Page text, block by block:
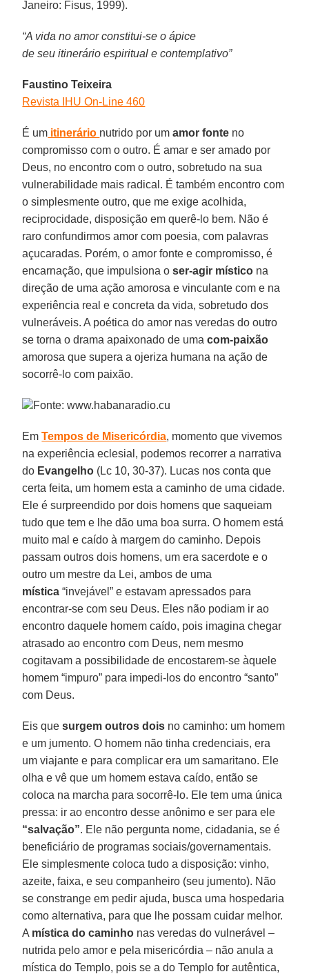
Janeiro: Fisus, 1999).
“A vida no amor constitui-se o ápice
de seu itinerário espiritual e contemplativo”
Faustino Teixeira
Revista IHU On-Line 460
É um itinerário nutrido por umamor fonte no
compromisso com o outro. É amar e ser amado por
Deus, no encontro com o outro, sobretudo na sua
vulnerabilidade mais radical. É também encontro com
o simplesmente outro, que me exige acolhida,
reciprocidade, disposição em querê-lo bem. Não é
raro confundirmos amor com poesia, com palavras
açucaradas. Porém, o amor fonte e compromisso, é
encarnação, que impulsiona oser-agir místico na
direção de uma ação amorosa e vinculante com e na
experiência real e concreta da vida, sobretudo dos
vulneráveis. A poética do amor nas veredas do outro
se torna o drama apaixonado de umacom-paixão
amorosa que supera a ojeriza humana na ação de
socorrê-lo com paixão.
Fonte: www.habanaradio.cu
EmTempos de Misericórdia, momento que vivemos
na experiência eclesial, podemos recorrer a narrativa
do Evangelho (Lc 10, 30-37). Lucas nos conta que
certa feita, um homem esta a caminho de uma cidade.
Ele é surpreendido por dois homens que saqueiam
tudo que tem e lhe dão uma boa surra. O homem está
muito mal e caído à margem do caminho. Depois
passam outros dois homens, um era sacerdote e o
outro um mestre da Lei, ambos de uma
mística “invejável” e estavam apressados para
encontrar-se com seu Deus. Eles não podiam ir ao
encontro daquele homem caído, pois imagina chegar
atrasado ao encontro com Deus, nem mesmo
cogitavam a possibilidade de encostarem-se àquele
homem “impuro” para impedi-los do encontro “santo”
com Deus.
Eis que surgem outros dois no caminho: um homem
e um jumento. O homem não tinha credenciais, era
um viajante e para complicar era um samaritano. Ele
olha e vê que um homem estava caído, então se
coloca na marcha para socorrê-lo. Ele tem uma única
pressa: ir ao encontro desse anônimo e ser para ele
“salvação”. Ele não pergunta nome, cidadania, se é
beneficiário de programas sociais/governamentais.
Ele simplesmente coloca tudo a disposição: vinho,
azeite, faixa, e seu companheiro (seu jumento). Não
se constrange em pedir ajuda, busca uma hospedaria
como alternativa, para que lhe possam cuidar melhor.
A mística do caminho nas veredas do vulnerável –
nutrida pelo amor e pela misericórdia – não anula a
mística do Templo, pois se a do Templo for autêntica,